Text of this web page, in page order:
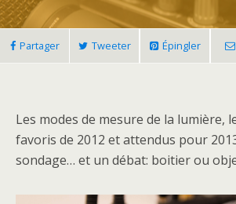
Partager Tweeter Épingler
Les modes de mesure de la lumière,
favoris de 2012 et attendus pour
sondage… et un débat: boitier ou